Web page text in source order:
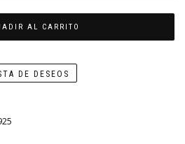
AL CARRITO
DE DESEOS